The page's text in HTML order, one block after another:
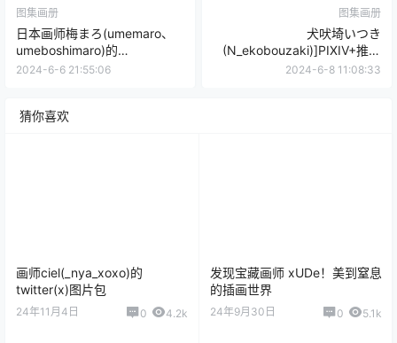
图集画册
日本画师梅まろ(umemaro、
umeboshimaro)的
PIXIV+twitter(x)图片包
2024-6-6 21:55:06
图集画册
犬吠埼いつき
(N_ekobouzaki)]PIXIV+推特
图片包
2024-6-8 11:08:33
猜你喜欢
画师ciel(_nya_xoxo)的
twitter(x)图片包
24年11月4日 0 4.2k
发现宝藏画师 xUDe！美到窒息
的插画世界
24年9月30日 0 5.1k